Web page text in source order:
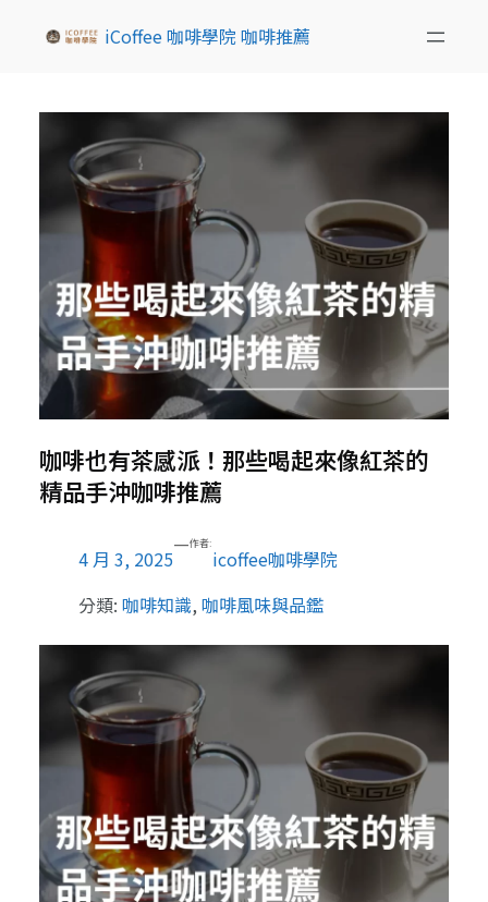
iCoffee 咖啡學院 咖啡推薦
咖啡也有茶感派！那些喝起來像紅茶的
精品手沖咖啡推薦
4 月 3, 2025
—作者:
icoffee咖啡學院
分類: 咖啡知識, 咖啡風味與品鑑